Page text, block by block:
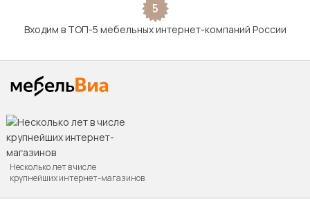
5
Входим в ТОП-5 мебельных интернет-компаний России
Несколько лет в числе
крупнейших интернет-магазинов